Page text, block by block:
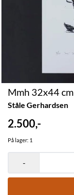
Mmh 32x44 cm
Ståle Gerhardsen
2.500,-
På lager: 1
-